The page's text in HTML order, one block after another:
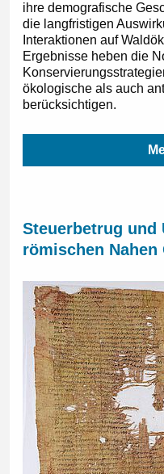
ihre demografische
die langfristigen
Interaktionen auf
Ergebnisse heben die
ökologische als auch
berücksichtigen.
Steuerbetrug und
römischen Nahen